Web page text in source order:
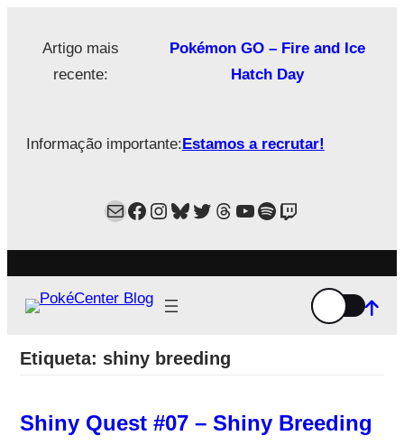
Artigo mais
recente:
Pokémon GO – Fire and Ice
Hatch Day
Informação importante:Estamos a recrutar!
MailFacebook
Instagram
Bluesky
Twitter
Estamos no Threads!
YouTube
Spotify
Twitch
Etiqueta: shiny breeding
Shiny Quest #07 – Shiny Breeding